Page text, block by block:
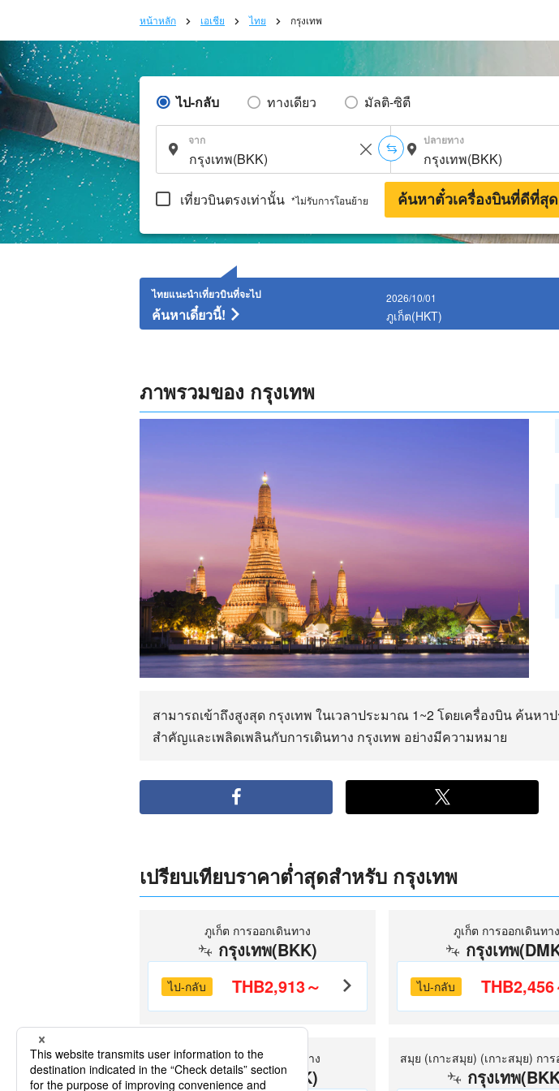
หน้าหลัก เอเชีย ไทย กรุงเทพ
ไป-กลับ ทางเดียว มัลติ-ซิตี้
จาก ปลายทาง
เที่ยวบินตรงเท่านั้น *ไม่รับการโอนย้าย ค้นหาตั๋วเครื่องบินที่ดีที่สุด
ไทยแนะนำเที่ยวบินที่จะไป
ค้นหาเดี๋ยวนี้!
2026/10/01
ภูเก็ต(HKT)
ภาพรวมของ กรุงเทพ
สามารถเข้าถึงสูงสุด กรุงเทพ ในเวลาประมาณ 1~2 โดยเครื่องบิน ค้นห
สำคัญและเพลิดเพลินกับการเดินทาง กรุงเทพ อย่างมีความหมาย
เปรียบเทียบราคาต่ำสุดสำหรับ กรุงเทพ
ภูเก็ต การออกเดินทาง
กรุงเทพ(BKK)
ไป-กลับ THB2,913～
ภูเก็ต การออกเดินทาง
กรุงเทพ
ไป-กลับ THB2,456
เชียงใหม่ การออกเดินทาง
กรุงเทพ(DMK)
สมุย (เกาะสมุย) (เกาะสมุย) กา
กรุงเทพ